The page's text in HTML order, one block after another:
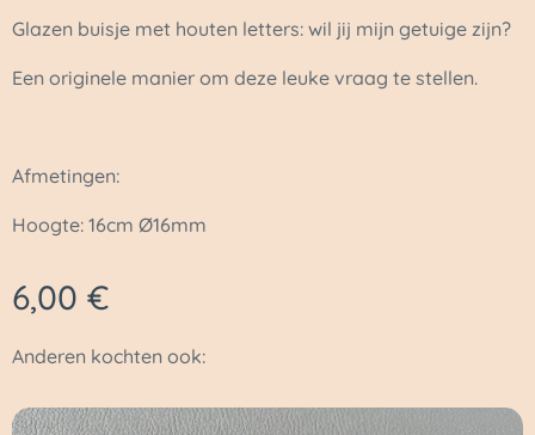
Glazen buisje met houten letters: wil jij mijn getuige zijn?
Een originele manier om deze leuke vraag te stellen.
Afmetingen:
Hoogte: 16cm Ø16mm
6,00 €
Anderen kochten ook: